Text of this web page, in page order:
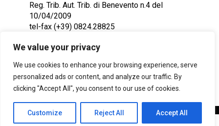
We value your privacy
We use cookies to enhance your browsing experience, serve
personalized ads or content, and analyze our traffic. By
clicking "Accept All", you consent to our use of cookies.
Customize Reject All Accept All
SHARE TWEET
Reg. Trib. Aut. Trib. di Benevento n.4 del
10/04/2009
tel-fax (+39) 0824.28825